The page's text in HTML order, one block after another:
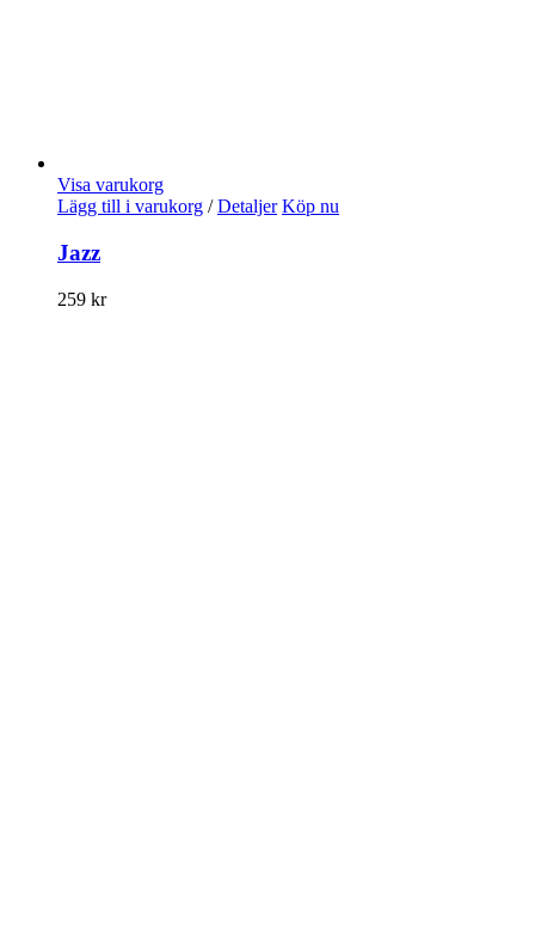
Visa varukorg
Lägg till i varukorg / Detaljer Köp nu
Jazz
259 kr